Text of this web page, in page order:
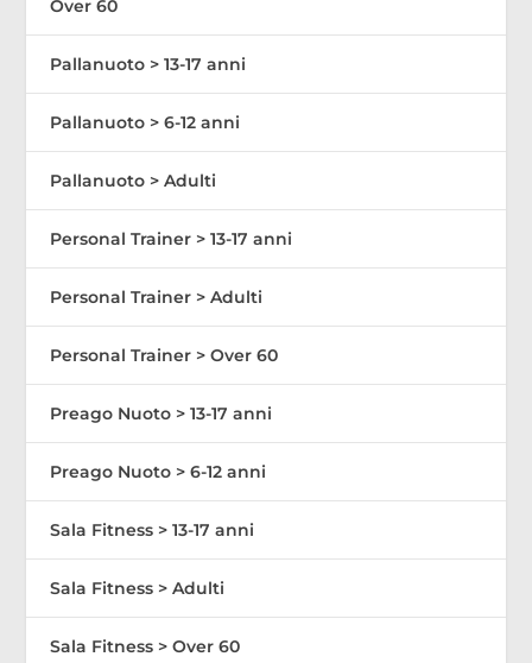
Over 60
Pallanuoto > 13-17 anni
Pallanuoto > 6-12 anni
Pallanuoto > Adulti
Personal Trainer > 13-17 anni
Personal Trainer > Adulti
Personal Trainer > Over 60
Preago Nuoto > 13-17 anni
Preago Nuoto > 6-12 anni
Sala Fitness > 13-17 anni
Sala Fitness > Adulti
Sala Fitness > Over 60